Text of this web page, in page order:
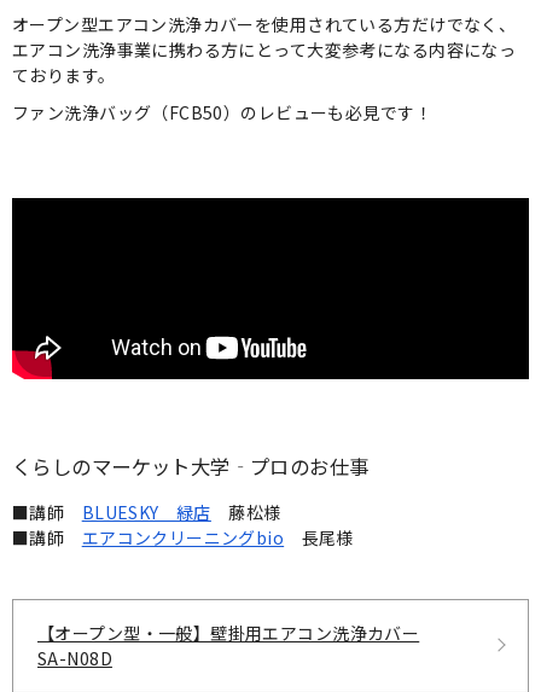
オープン型エアコン洗浄カバーを使用されている方だけでなく、
エアコン洗浄事業に携わる方にとって大変参考になる内容になっ
ております。
ファン洗浄バッグ（FCB50）のレビューも必見です！
くらしのマーケット大学‐プロのお仕事
■講師 BLUESKY 緑店 藤松様
■講師 エアコンクリーニングbio 長尾様
【オープン型・一般】壁掛用エアコン洗浄カバー
SA-N08D